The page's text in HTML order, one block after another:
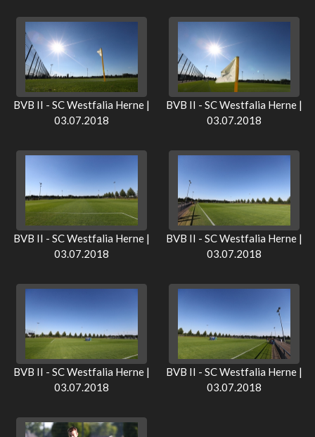
BVB II - SC Westfalia Herne |
03.07.2018
BVB II - SC Westfalia Herne |
03.07.2018
BVB II - SC Westfalia Herne |
03.07.2018
BVB II - SC Westfalia Herne |
03.07.2018
BVB II - SC Westfalia Herne |
03.07.2018
BVB II - SC Westfalia Herne |
03.07.2018